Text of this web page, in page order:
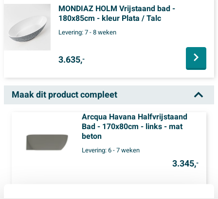
MONDIAZ HOLM Vrijstaand bad -
180x85cm - kleur Plata / Talc
Levering:7 - 8 weken
3.635,-
Maak dit product compleet
Arcqua Havana Halfvrijstaand
Bad - 170x80cm - links - mat
beton
Levering:6 - 7 weken
3.345,-